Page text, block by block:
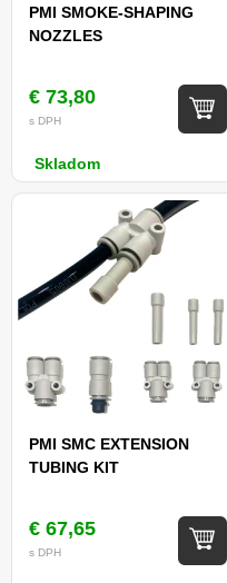
PMI SMOKE-SHAPING
NOZZLES
€ 73,80
s DPH
Skladom
PMI SMC EXTENSION
TUBING KIT
€ 67,65
s DPH